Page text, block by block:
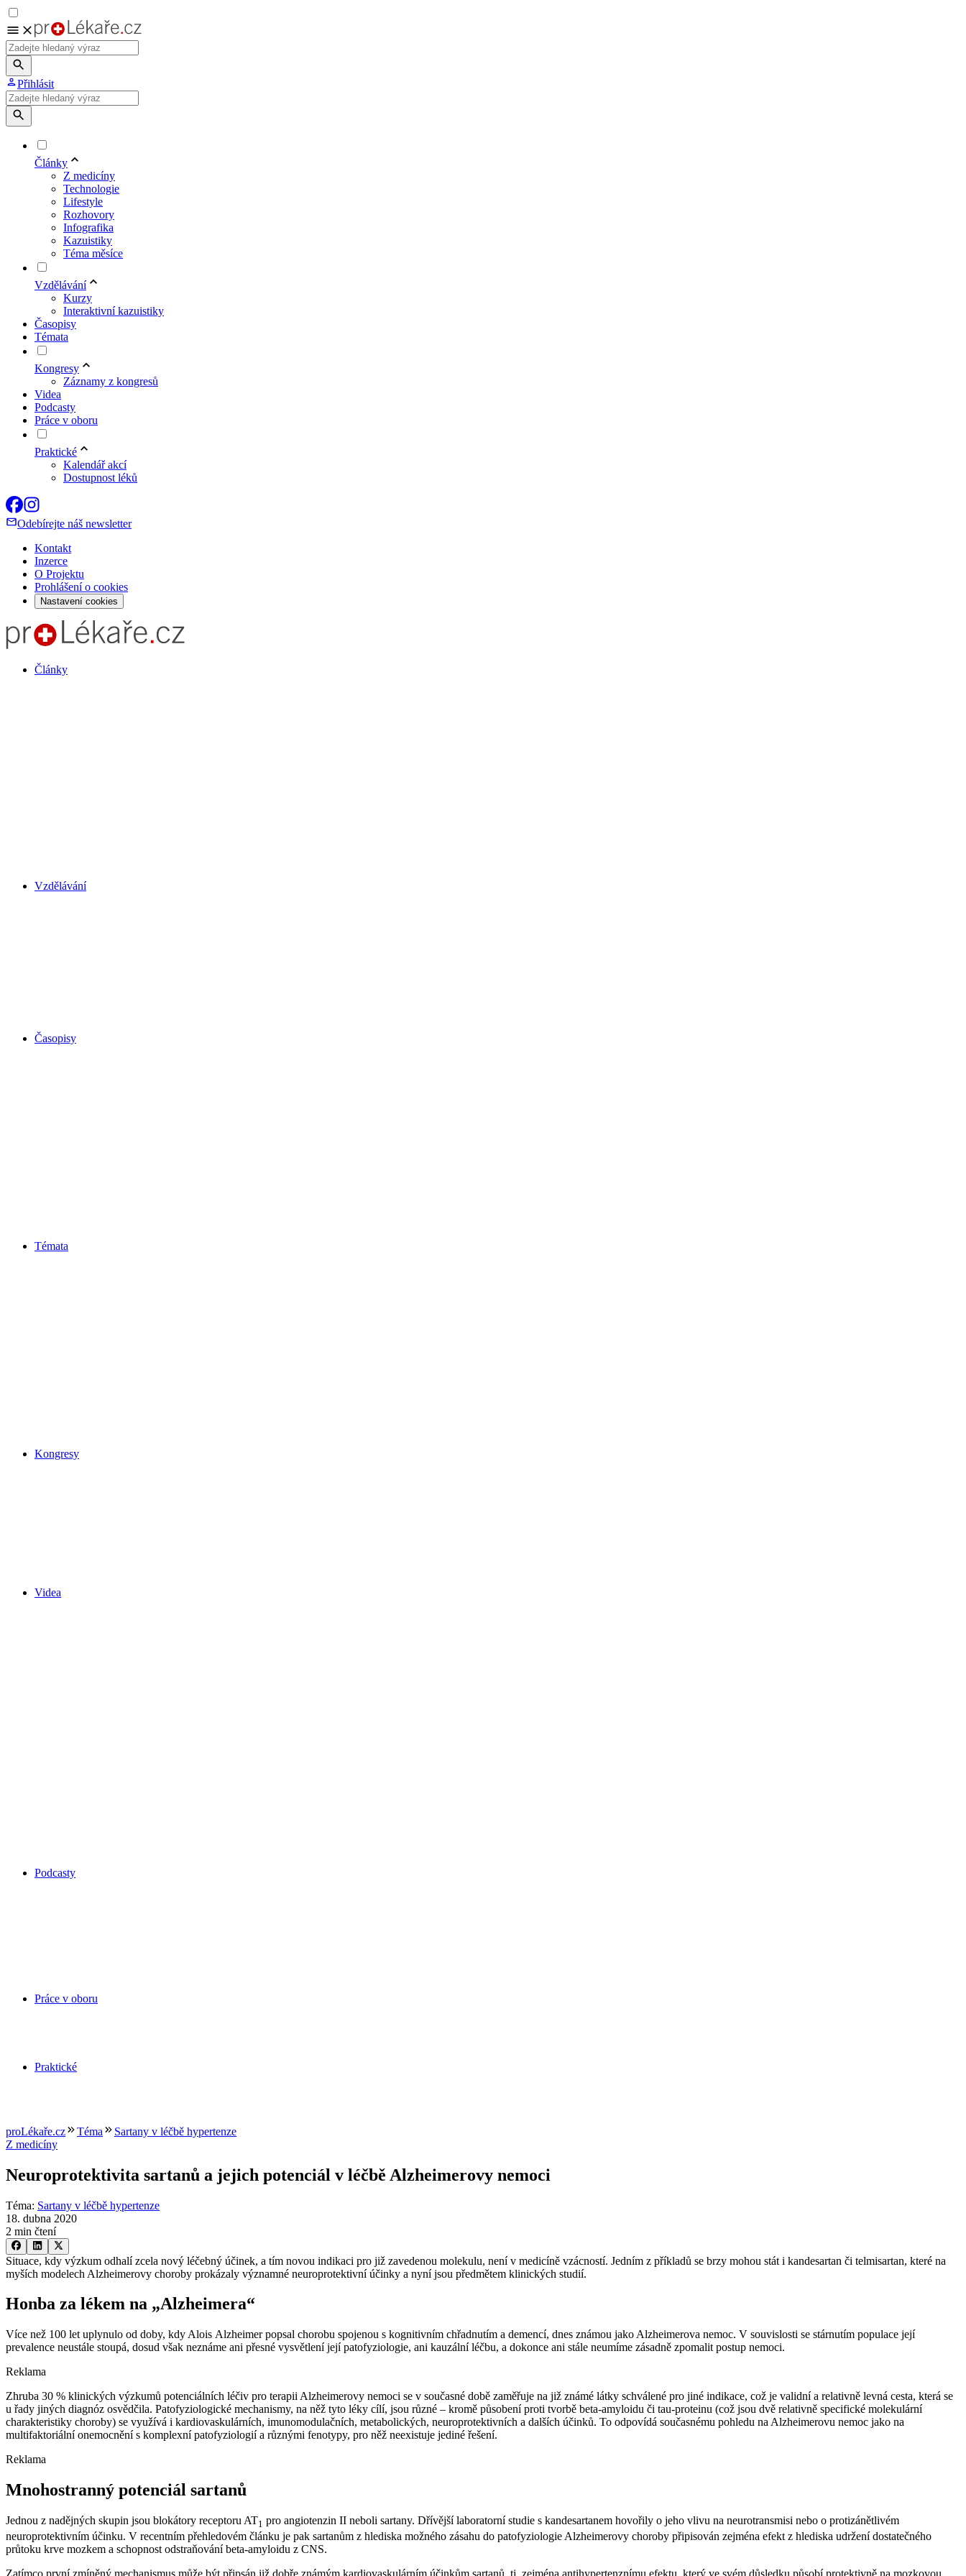
Přihlásit
Články
Z medicíny
Technologie
Lifestyle
Rozhovory
Infografika
Kazuistiky
Téma měsíce
Vzdělávání
Kurzy
Interaktivní kazuistiky
Časopisy
Témata
Kongresy
Záznamy z kongresů
Videa
Podcasty
Práce v oboru
Praktické
Kalendář akcí
Dostupnost léků
Odebírejte náš newsletter
Kontakt
Inzerce
O Projektu
Prohlášení o cookies
Nastavení cookies
Články
Vzdělávání
Časopisy
Témata
Kongresy
Videa
Podcasty
Práce v oboru
Praktické
proLékaře.cz Téma
Sartany v léčbě hypertenze
Z medicíny
Neuroprotektivita sartanů a jejich potenciál v léčbě Alzheimerovy nemoci
Téma: Sartany v léčbě hypertenze
18. dubna 2020
2 min čtení
Situace, kdy výzkum odhalí zcela nový léčebný účinek, a tím novou indikaci pro již zavedenou molekulu, není v medicíně vzácností. Jedním z příkladů se brzy mohou stát i kandesartan či telmisartan, které na
myších modelech Alzheimerovy choroby prokázaly významné neuroprotektivní účinky a nyní jsou předmětem klinických studií.
Honba za lékem na „Alzheimera“
Více než 100 let uplynulo od doby, kdy Alois Alzheimer popsal chorobu spojenou s kognitivním chřadnutím a demencí, dnes známou jako Alzheimerova nemoc. V souvislosti se stárnutím populace její
prevalence neustále stoupá, dosud však neznáme ani přesné vysvětlení její patofyziologie, ani kauzální léčbu, a dokonce ani stále neumíme zásadně zpomalit postup nemoci.
Reklama
Zhruba 30 % klinických výzkumů potenciálních léčiv pro terapii Alzheimerovy nemoci se v současné době zaměřuje na již známé látky schválené pro jiné indikace, což je validní a relativně levná cesta, která se
u řady jiných diagnóz osvědčila. Patofyziologické mechanismy, na něž tyto léky cílí, jsou různé –⁠ kromě působení proti tvorbě beta-amyloidu či tau-proteinu (což jsou dvě relativně specifické molekulární
charakteristiky choroby) se využívá i kardiovaskulárních, imunomodulačních, metabolických, neuroprotektivních a dalších účinků. To odpovídá současnému pohledu na Alzheimerovu nemoc jako na
multifaktoriální onemocnění s komplexní patofyziologií a různými fenotypy, pro něž neexistuje jediné řešení.
Reklama
Mnohostranný potenciál sartanů
Jednou z nadějných skupin jsou blokátory receptoru AT1 pro angiotenzin II neboli sartany. Dřívější laboratorní studie s kandesartanem hovořily o jeho vlivu na neurotransmisi nebo o protizánětlivém
neuroprotektivním účinku. V recentním přehledovém článku je pak sartanům z hlediska možného zásahu do patofyziologie Alzheimerovy choroby připisován zejména efekt z hlediska udržení dostatečného
průtoku krve mozkem a schopnost odstraňování beta-amyloidu z CNS.